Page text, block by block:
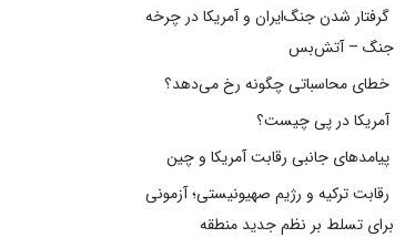
گرفتار شدن جنگ‌ایران و آمریکا در چرخه
جنگ – آتش‌بس
خطای محاسباتی چگونه رخ می‌دهد؟
آمریکا در پی چیست؟
پیامدهای جانبی رقابت آمریکا و چین
رقابت ترکیه و رژیم صهیونیستی؛ آزمونی
برای تسلط بر نظم جدید منطقه